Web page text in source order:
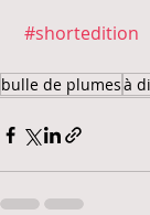
#shortedition
bulle de plumesà